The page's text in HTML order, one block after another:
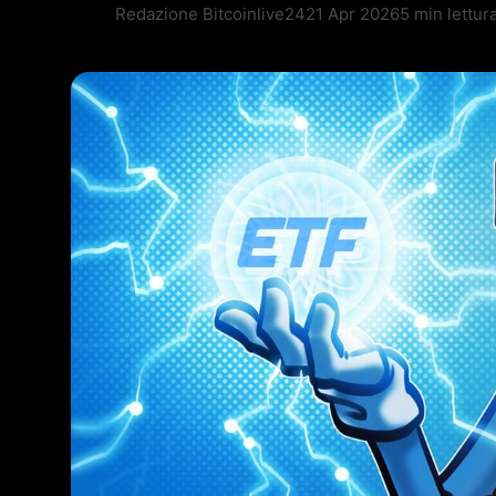
Redazione Bitcoinlive2421 Apr 20265 min